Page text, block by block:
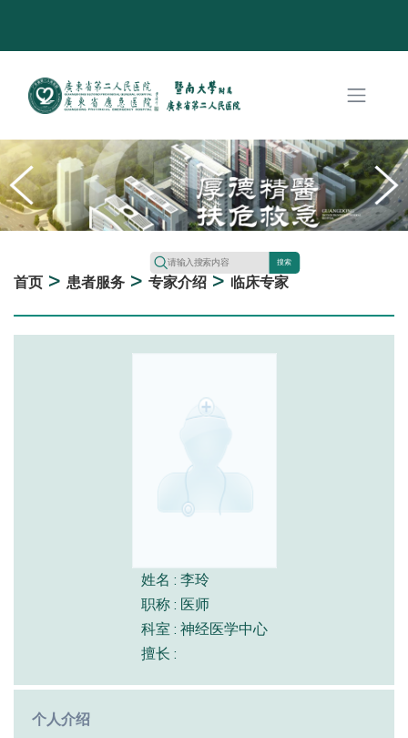
搜索
首页 > 患者服务 > 专家介绍 >临床专家
姓名 : 李玲
职称 : 医师
科室 : 神经医学中心
擅长 :
个人介绍